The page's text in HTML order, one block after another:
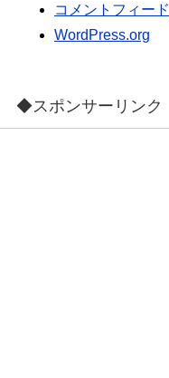
コメントフィード
WordPress.org
◆スポンサーリンク